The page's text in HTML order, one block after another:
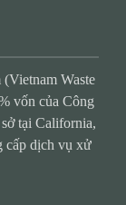
Waste
vốn của Công
tại California,
cấp dịch vụ xử